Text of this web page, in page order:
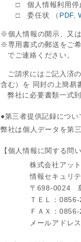
□ 個人情報利用停
□ 委任状 （ PDF ,
※個人情報の開示、又
※専用書式の郵送をご
でご連絡ください。
ご請求にはご記入済
含む）を 同封の上簡易
弊社に必要書類一式
●第三者提供記録につい
弊社は個人データを第
【個人情報に関する問
株式会社アッ
情報セキュリ
〒698-0024
ＴＥＬ：
ＦＡＸ：
メールアドレ